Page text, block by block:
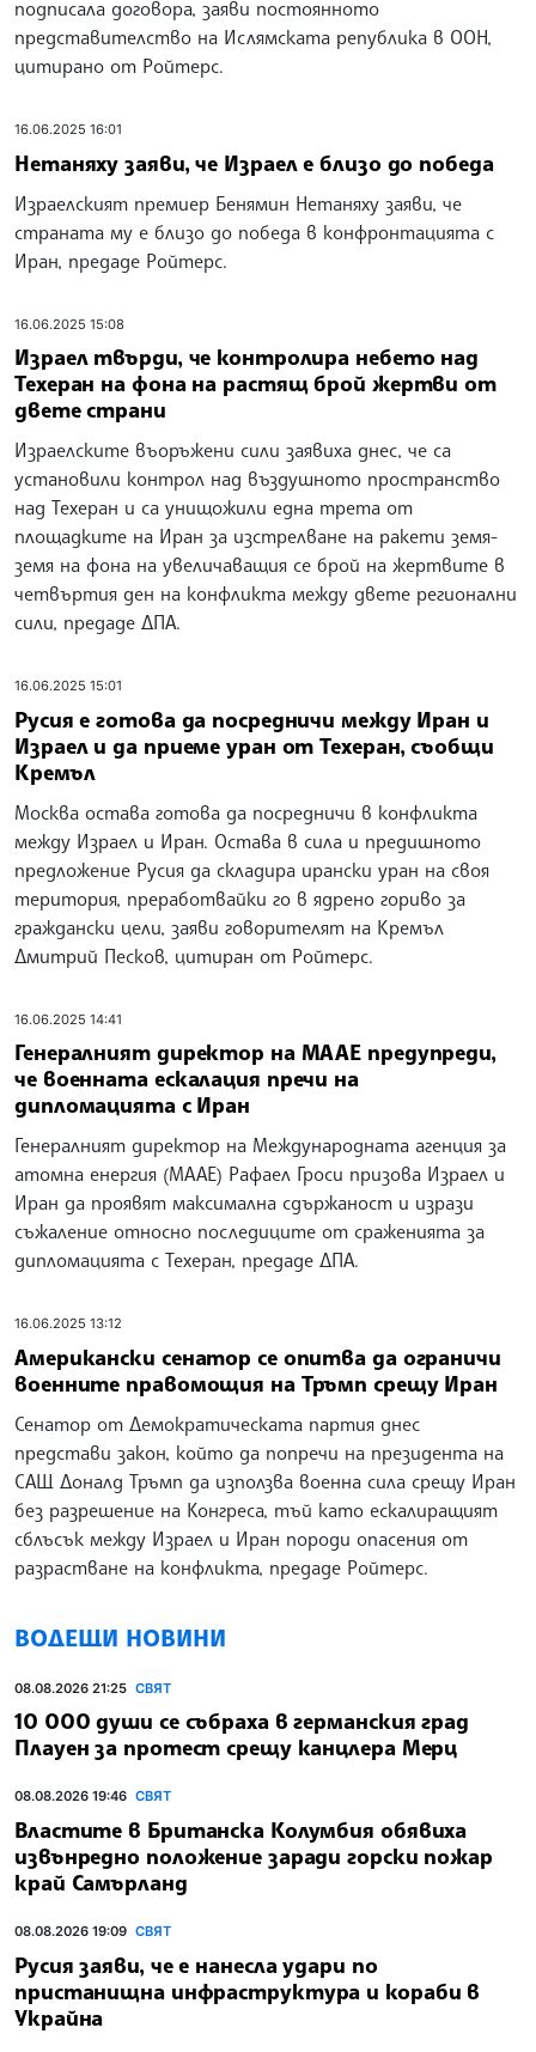
подписала договора, заяви постоянното
представителство на Ислямската република в ООН,
цитирано от Ройтерс.
16.06.2025 16:01
Нетаняху заяви, че Израел е близо до победа
Израелският премиер Бенямин Нетаняху заяви, че
страната му е близо до победа в конфронтацията с
Иран, предаде Ройтерс.
16.06.2025 15:08
Израел твърди, че контролира небето над
Техеран на фона на растящ брой жертви от
двете страни
Израелските въоръжени сили заявиха днес, че са
установили контрол над въздушното пространство
над Техеран и са унищожили една трета от
площадките на Иран за изстрелване на ракети земя-
земя на фона на увеличаващия се брой на жертвите в
четвъртия ден на конфликта между двете регионални
сили, предаде ДПА.
16.06.2025 15:01
Русия е готова да посредничи между Иран и
Израел и да приеме уран от Техеран, съобщи
Кремъл
Москва остава готова да посредничи в конфликта
между Израел и Иран. Остава в сила и предишното
предложение Русия да складира ирански уран на своя
територия, преработвайки го в ядрено гориво за
граждански цели, заяви говорителят на Кремъл
Дмитрий Песков, цитиран от Ройтерс.
16.06.2025 14:41
Генералният директор на МААЕ предупреди,
че военната ескалация пречи на
дипломацията с Иран
Генералният директор на Международната агенция за
атомна енергия (МААЕ) Рафаел Гроси призова Израел и
Иран да проявят максимална сдържаност и изрази
съжаление относно последиците от сраженията за
дипломацията с Техеран, предаде ДПА.
16.06.2025 13:12
Американски сенатор се опитва да ограничи
военните правомощия на Тръмп срещу Иран
Сенатор от Демократическата партия днес
представи закон, който да попречи на президента на
САЩ Доналд Тръмп да използва военна сила срещу Иран
без разрешение на Конгреса, тъй като ескалиращият
сблъсък между Израел и Иран породи опасения от
разрастване на конфликта, предаде Ройтерс.
ВОДЕЩИ НОВИНИ
08.08.2026 21:25 СВЯТ
10 000 души се събраха в германския град
Плауен за протест срещу канцлера Мерц
08.08.2026 19:46 СВЯТ
Властите в Британска Колумбия обявиха
извънредно положение заради горски пожар
край Самърланд
08.08.2026 19:09 СВЯТ
Русия заяви, че е нанесла удари по
пристанищна инфраструктура и кораби в
Украйна